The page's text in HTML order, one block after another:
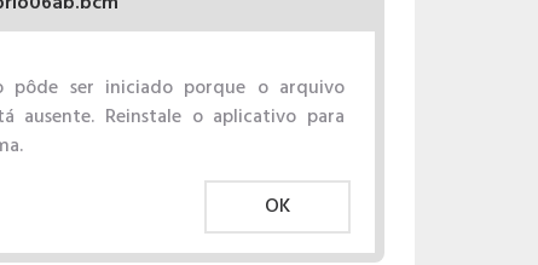
pôde ser iniciado porque o arquivo
ausente. Reinstale o aplicativo para
OK